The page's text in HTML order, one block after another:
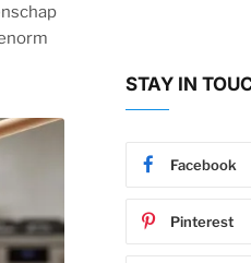
STAY IN
Facebook
Pinterest